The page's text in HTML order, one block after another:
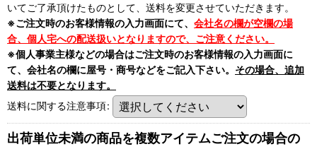
いてご了承頂けたものとして、送料を変更させていただきます。
※ご注文時のお客様情報の入力画面にて、 会社名の欄が空欄の場
合、個人宅への配送扱いとなりますので、ご注意ください。
※個人事業主様などの場合はご注文時のお客様情報の入力画面に
て、会社名の欄に屋号・商号などをご記入下さい。 その場合、追加
送料は不要となります。
送料に関する注意事項:
出荷単位未満の商品を複数アイテムご注文の場合の